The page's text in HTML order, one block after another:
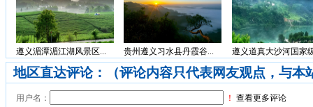
遵义湄潭湄江湖风景区... 贵州遵义习水县丹霞谷... 遵义道真大沙河国家
地区直达评论：（评论内容只代表网友观点，与本
用户名： ！ 查看更多评论